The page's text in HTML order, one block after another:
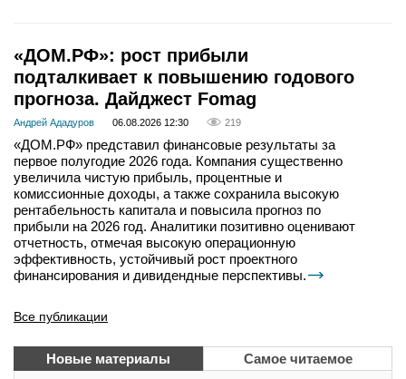
«ДОМ.РФ»: рост прибыли
подталкивает к повышению годового
прогноза. Дайджест Fomag
Андрей Ададуров 06.08.2026 12:30 219
«ДОМ.РФ» представил финансовые результаты за
первое полугодие 2026 года. Компания существенно
увеличила чистую прибыль, процентные и
комиссионные доходы, а также сохранила высокую
рентабельность капитала и повысила прогноз по
прибыли на 2026 год. Аналитики позитивно оценивают
отчетность, отмечая высокую операционную
эффективность, устойчивый рост проектного
финансирования и дивидендные перспективы.
Все публикации
Новые материалы Самое читаемое